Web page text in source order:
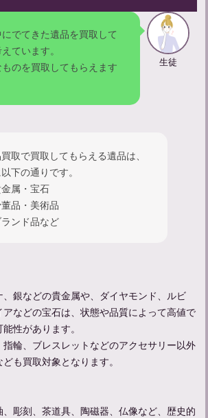
：類義語との違いや意味、使い方を学ぶ
でてきた遺品を買取して
ています。
のを買取してもらえます
生徒
取で買取してもらえる遺品は、
下の通りです。
金属・宝石
董品・美術品
ランド品など
銀などの貴金属や、ダイヤモンド、ルビ
アなどの宝石は、状態や品質によって高値で
性があります。
指輪、ブレスレットなどのアクセサリー以外
も買取対象となります。
彫刻、茶道具、陶磁器、仏像など、歴史的